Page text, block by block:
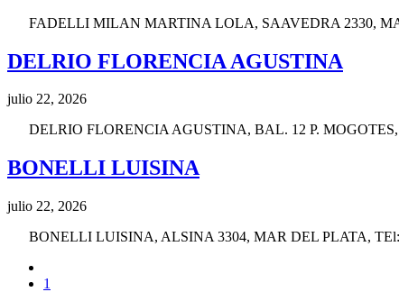
FADELLI MILAN MARTINA LOLA, SAAVEDRA 2330,
DELRIO FLORENCIA AGUSTINA
julio 22, 2026
DELRIO FLORENCIA AGUSTINA, BAL. 12 P. MOGOTES,
BONELLI LUISINA
julio 22, 2026
BONELLI LUISINA, ALSINA 3304, MAR DEL PLATA, TEl:
1